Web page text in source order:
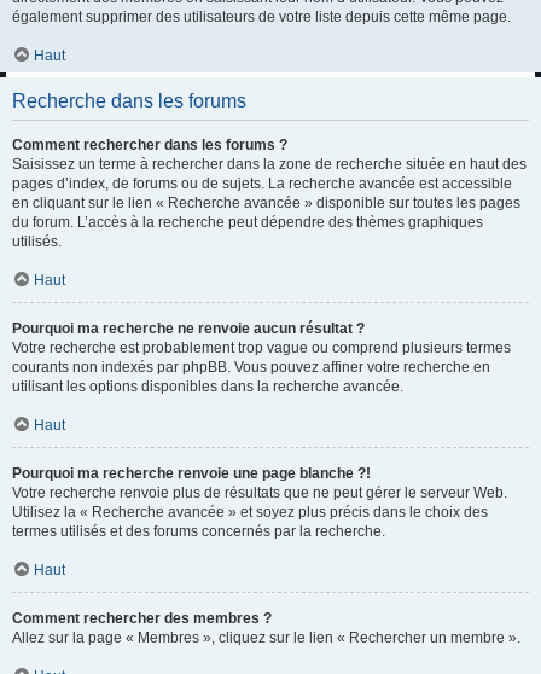
également supprimer des utilisateurs de votre liste depuis cette même page.
Haut
Recherche dans les forums
Comment rechercher dans les forums ?
Saisissez un terme à rechercher dans la zone de recherche située en haut des
pages d’index, de forums ou de sujets. La recherche avancée est accessible
en cliquant sur le lien « Recherche avancée » disponible sur toutes les pages
du forum. L’accès à la recherche peut dépendre des thèmes graphiques
utilisés.
Haut
Pourquoi ma recherche ne renvoie aucun résultat ?
Votre recherche est probablement trop vague ou comprend plusieurs termes
courants non indexés par phpBB. Vous pouvez affiner votre recherche en
utilisant les options disponibles dans la recherche avancée.
Haut
Pourquoi ma recherche renvoie une page blanche ?!
Votre recherche renvoie plus de résultats que ne peut gérer le serveur Web.
Utilisez la « Recherche avancée » et soyez plus précis dans le choix des
termes utilisés et des forums concernés par la recherche.
Haut
Comment rechercher des membres ?
Allez sur la page « Membres », cliquez sur le lien « Rechercher un membre ».